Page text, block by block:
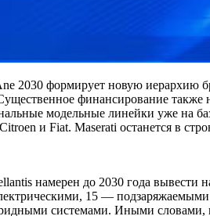
2030 формирует новую иерархию
финансирование
модельные линейки уже на
и Fiat. Maserati останется в
намерен до 2030 года
15 —
системами. Иными словами,